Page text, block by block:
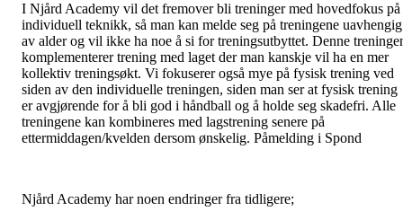
I Njård Academy vil det fremover bli treninger med hovedfokus på
individuell teknikk, så man kan melde seg på treningene uavhengig
av alder og vil ikke ha noe å si for treningsutbyttet. Denne
komplementerer trening med laget der man kanskje vil ha en mer
kollektiv treningsøkt. Vi fokuserer også mye på fysisk trening ved
siden av den individuelle treningen, siden man ser at fysisk trening
er avgjørende for å bli god i håndball og å holde seg skadefri. Alle
treningene kan kombineres med lagstrening senere på
ettermiddagen/kvelden dersom ønskelig. Påmelding i Spond
Njård Academy har noen endringer fra tidligere;